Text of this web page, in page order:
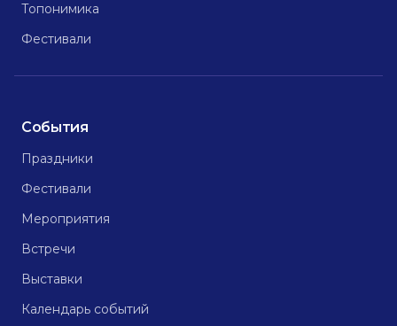
Топонимика
Фестивали
События
Праздники
Фестивали
Мероприятия
Встречи
Выставки
Календарь событий